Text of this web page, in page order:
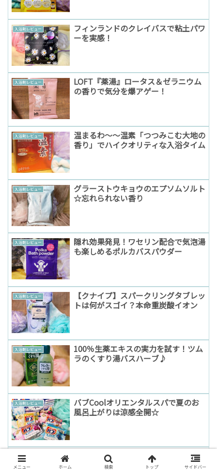
入浴剤レビュー
フィンランドのクレイバスで粘土パワ
ーを実感！
入浴剤レビュー
LOFT『薬湯』ロータス＆ゼラニウム
の香りで気分を爆アゲー！
入浴剤レビュー
温まるわ〜〜温素「つつみこむ大地の
香り」でハイクオリティな入浴タイム
入浴剤レビュー
グラーストウキョウのエプソムソルト
☆忘れられない香り
入浴剤レビュー
隠れ効果発見！ワセリン配合で気泡湯
も楽しめるポルカバスパウダー
入浴剤レビュー
【クナイプ】スパークリングタブレッ
トは何がスゴイ？本命重炭酸イオン
入浴剤レビュー
100％生薬エキスの実力を試す！ツム
ラのくすり湯バスハーブ♪
入浴剤レビュー
バブCoolオリエンタルスパで夏のお
風呂上がりは涼感全開☆
入浴剤レビュー
フレイオイルの入浴剤を堪能！ドイツ
の歴史あるオイルブランドの実力と
メニュー ホーム 検索 トップ サイドバー